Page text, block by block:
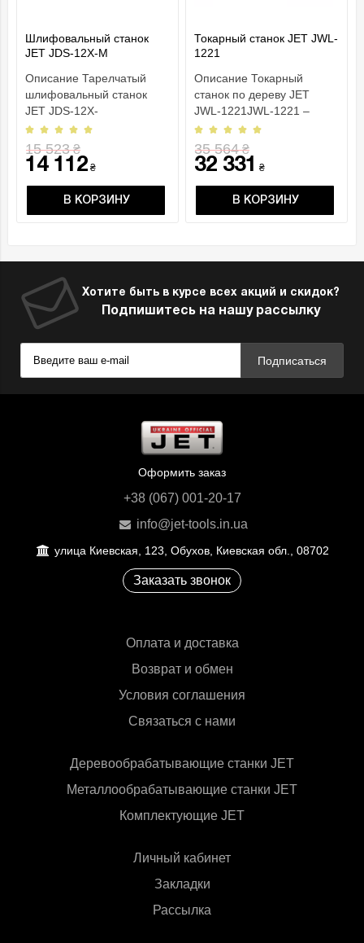
Шлифовальный станок
JET JDS-12X-M
Описание Тарелчатый
шлифовальный станок
JET JDS-12X-
MОсобенности: Рукоятка
тормоза для быстрой
остан..
15 523₴
14 112 ₴
В КОРЗИНУ
Токарный станок JET JWL-
1221
Описание Токарный
станок по дереву JET
JWL-1221JWL-1221 –
классический токарный
станок профессиональ..
35 564₴
32 331 ₴
В КОРЗИНУ
Хотите быть в курсе всех акций и скидок?
Подпишитесь на нашу рассылку
Подписаться
Оформить заказ
+38 (067) 001-20-17
info@jet-tools.in.ua
улица Киевская, 123, Обухов, Киевская обл., 08702
Заказать звонок
Оплата и доставка
Возврат и обмен
Условия соглашения
Связаться с нами
Деревообрабатывающие станки JET
Металлообрабатывающие станки JET
Комплектующие JET
Личный кабинет
Закладки
Рассылка